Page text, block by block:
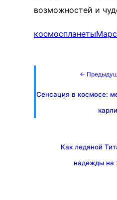
возможностей и
космоспланетыМарс
←
Сенсация в космосе:
Как ледяной
надежды на